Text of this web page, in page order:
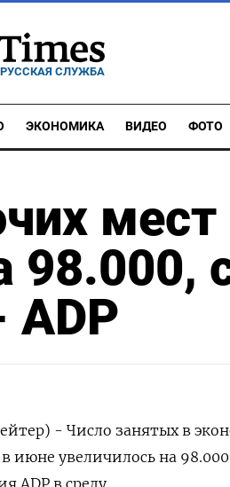
РУССКАЯ СЛУЖБА
ЭКОНОМИКА ВИДЕО ФОТО
98.000,
ADP
- Число ‌занятых ​в
‌в июне ​увеличилось ‌на
​ADP в среду.